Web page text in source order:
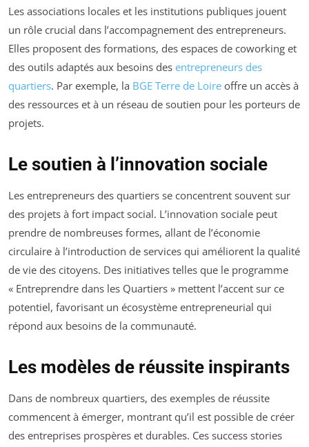
Les associations locales et les institutions publiques jouent
un rôle crucial dans l’accompagnement des entrepreneurs.
Elles proposent des formations, des espaces de coworking et
des outils adaptés aux besoins des entrepreneurs des
quartiers. Par exemple, la BGE Terre de Loire offre un accès à
des ressources et à un réseau de soutien pour les porteurs de
projets.
Le soutien à l’innovation sociale
Les entrepreneurs des quartiers se concentrent souvent sur
des projets à fort impact social. L’innovation sociale peut
prendre de nombreuses formes, allant de l’économie
circulaire à l’introduction de services qui améliorent la qualité
de vie des citoyens. Des initiatives telles que le programme
« Entreprendre dans les Quartiers » mettent l’accent sur ce
potentiel, favorisant un écosystème entrepreneurial qui
répond aux besoins de la communauté.
Les modèles de réussite inspirants
Dans de nombreux quartiers, des exemples de réussite
commencent à émerger, montrant qu’il est possible de créer
des entreprises prospères et durables. Ces success stories